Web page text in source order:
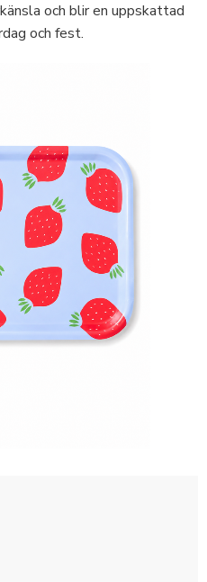
och blir en uppskattad
och fest.